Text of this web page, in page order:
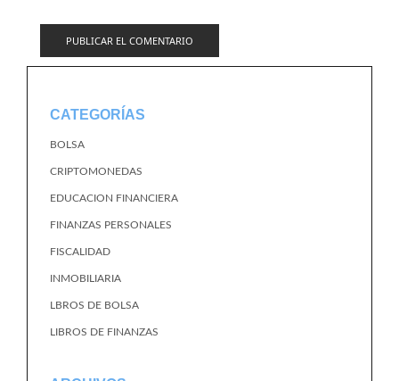
CATEGORÍAS
BOLSA
CRIPTOMONEDAS
EDUCACION FINANCIERA
FINANZAS PERSONALES
FISCALIDAD
INMOBILIARIA
LBROS DE BOLSA
LIBROS DE FINANZAS